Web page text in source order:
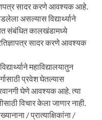
सादर करणे आवश्यक आहे.
असल्यास विद्यार्थ्याने
संबंधित कालखंडामध्ये
सादर करणे आवश्यक
महाविद्यालयातुन
प्रवेश घेतल्यास
घेणे आवश्यक आहे. त्या
विचार केला जाणार नाही.
/ प्रात्याक्षिकांना /